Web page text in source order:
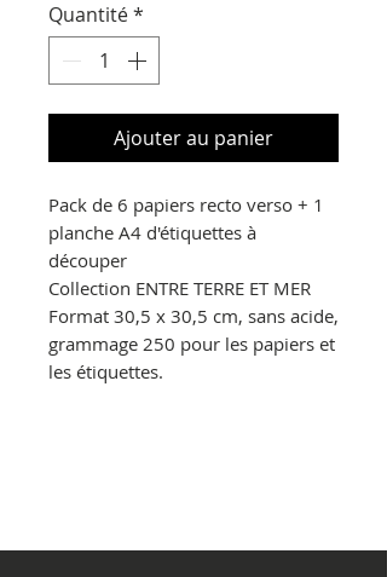
Quantité*
Ajouter au panier
Pack de 6 papiers recto verso + 1
planche A4 d'étiquettes à
découper
Collection ENTRE TERRE ET MER
Format 30,5 x 30,5 cm, sans acide,
grammage 250 pour les papiers et
les étiquettes.